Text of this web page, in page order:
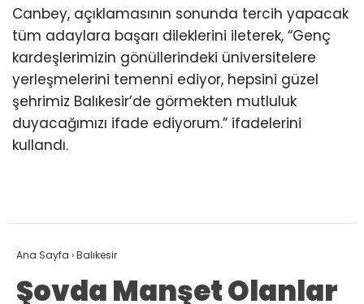
Canbey, açıklamasının sonunda tercih yapacak
tüm adaylara başarı dileklerini ileterek, “Genç
kardeşlerimizin gönüllerindeki üniversitelere
yerleşmelerini temenni ediyor, hepsini güzel
şehrimiz Balıkesir’de görmekten mutluluk
duyacağımızı ifade ediyorum.” ifadelerini
kullandı.
Ana Sayfa ›Balıkesir
Şovda Manşet Olanlar